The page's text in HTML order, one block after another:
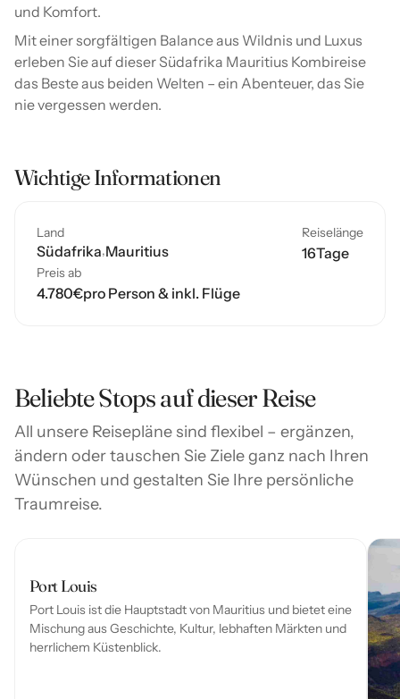
und Komfort.
Mit einer sorgfältigen Balance aus Wildnis und Luxus
erleben Sie auf dieser Südafrika Mauritius Kombireise
das Beste aus beiden Welten – ein Abenteuer, das Sie
nie vergessen werden.
Wichtige Informationen
Land
Südafrika Mauritius
Reiselänge
16Tage
Preis ab
4.780€pro Person & inkl. Flüge
Beliebte Stops auf dieser Reise
All unsere Reisepläne sind flexibel – ergänzen,
ändern oder tauschen Sie Ziele ganz nach Ihren
Wünschen und gestalten Sie Ihre persönliche
Traumreise.
Port Louis
Port Louis ist die Hauptstadt von Mauritius und bietet eine
Mischung aus Geschichte, Kultur, lebhaften Märkten und
herrlichem Küstenblick.